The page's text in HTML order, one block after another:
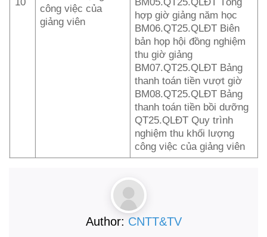
công việc của
giảng viên
hợp giờ giảng năm học
BM06.QT25.QLĐT Biên
bản họp hội đồng nghiệm
thu giờ giảng
BM07.QT25.QLĐT Bảng
thanh toán tiền vượt giờ
BM08.QT25.QLĐT Bảng
thanh toán tiền bồi dưỡng
QT25.QLĐT Quy trình
nghiệm thu khối lượng
công việc của giảng viên
Author: CNTT&TV